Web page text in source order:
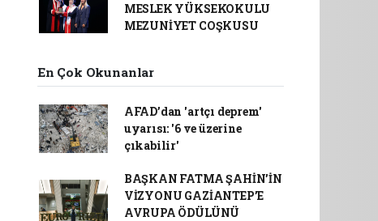
MESLEK YÜKSEKOKULU
MEZUNİYET COŞKUSU
En Çok Okunanlar
AFAD’dan 'artçı deprem'
uyarısı: '6 ve üzerine
çıkabilir'
BAŞKAN FATMA ŞAHİN’İN
VİZYONU GAZİANTEP’E
AVRUPA ÖDÜLÜNÜ